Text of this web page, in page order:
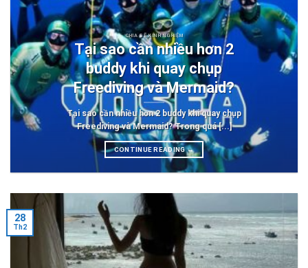
CHIA SẼ KINH NGHIỆM
Tại sao cần nhiều hơn 2
buddy khi quay chụp
Freediving và Mermaid?
Tại sao cần nhiều hơn 2 buddy khi quay chụp
Freediving và Mermaid? Trong quá [...]
CONTINUE READING→
28
Th2